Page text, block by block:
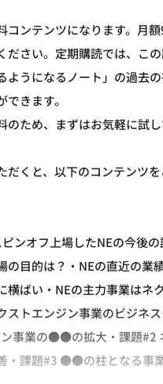
コンテンツになります。月
ださい。定期購読では、こ
ようになるノート」の過去
きます。
のため、まずはお気軽に試
だくと、以下のコンテンツ
ピンオフ上場したNEの今後
の目的は？・NEの直近の業
横ばい・NEの主力事業はネ
ストエンジン事業のビジネ
事業の●●の拡大・課題#2
・課題#3 ●●の柱となる事